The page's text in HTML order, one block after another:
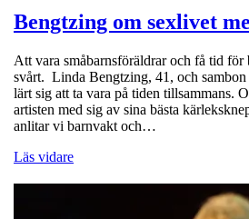
Bengtzing om sexlivet
Att vara småbarnsföräldrar och få tid för
svårt. Linda Bengtzing, 41, och sambon
lärt sig att ta vara på tiden tillsammans.
artisten med sig av sina bästa
anlitar vi barnvakt och…
Läs vidare